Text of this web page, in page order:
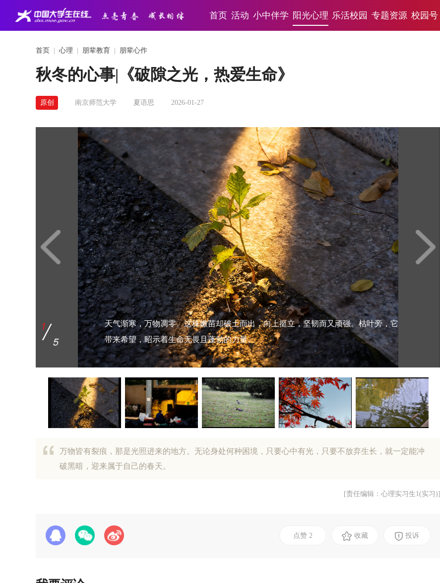
首页 活动 小中伴学 阳光心理 乐活校园 专题资源 校园号
首页 心理 朋辈教育 朋辈心作
秋冬的心事|《破隙之光，热爱生命》
原创 南京师范大学 夏语思 2026-01-27
1/ 5
天气渐寒，万物凋零。这株嫩苗却破土而出，向上挺立，坚韧而又顽强。枯叶旁，它
带来希望，昭示着生命无畏且蓬勃的力量。
2/ 5
秋阳洒落，一位老人于逐日塔旁的废品站专注忙碌。在这略显萧瑟的季节，平凡的
他，用勤劳诠释生活，成为秋日里一抹温暖的风景。
3/ 5
敬文广场前草坪上有几只灰喜鹊。我抓拍到了两只，正好处于画面的中垂线上。一只
眺望远方，一只低头觅食，一静一动，甚是可爱。
4/ 5
片片枫叶鲜红夺目，在蓝天的映衬下愈发艳丽。叶片形状如掌，脉络清晰，尽显秋日
的绚烂与静美。
5/ 5
秋水如镜，轻轻摇曳间，将岸边金黄的枝叶与婆娑树影揉碎、缠绕。涟漪泛起，似一
幅流动的油画，诉说着秋的静谧与诗意。
万物皆有裂痕，那是光照进来的地方。无论身处何种困境，只要心中有光，只要不放弃生长，就一定能冲
破黑暗，迎来属于自己的春天。
[责任编辑：心理实习生1(实习)]
点赞 2 收藏 投诉